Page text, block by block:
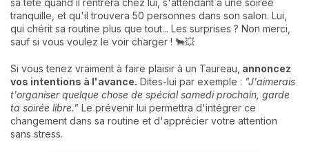
sa tête quand il rentrera chez lui, s'attendant à une soirée
tranquille, et qu'il trouvera 50 personnes dans son salon. Lui,
qui chérit sa routine plus que tout... Les surprises ? Non merci,
sauf si vous voulez le voir charger ! 🐂💥
Si vous tenez vraiment à faire plaisir à un Taureau, annoncez
vos intentions à l'avance. Dites-lui par exemple : "J'aimerais
t'organiser quelque chose de spécial samedi prochain, garde
ta soirée libre." Le prévenir lui permettra d'intégrer ce
changement dans sa routine et d'apprécier votre attention
sans stress.